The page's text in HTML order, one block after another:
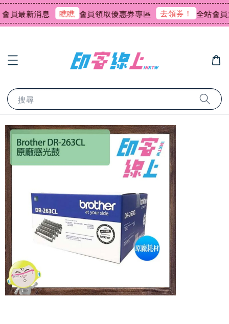
員最新消息 瞧瞧 會員領取優惠券專區 去領券！ 全站會員
搜尋